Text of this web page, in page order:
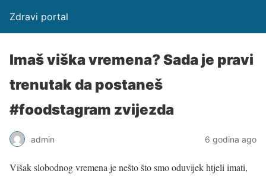
Zdravi portal
Imaš viška vremena? Sada je pravi
trenutak da postaneš
#foodstagram zvijezda
admin 6 godina ago
Višak slobodnog vremena je nešto što smo oduvijek htjeli imati,